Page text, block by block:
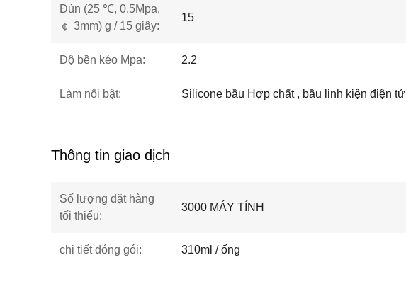
Đùn (25 ℃, 0.5Mpa,
￠ 3mm) g / 15 giây:
15
Độ bền kéo Mpa: 2.2
Làm nổi bật: Silicone bầu Hợp chất , bầu linh kiện điện tử
Thông tin giao dịch
Số lượng đặt hàng
tối thiểu:
3000 MÁY TÍNH
chi tiết đóng gói: 310ml / ống